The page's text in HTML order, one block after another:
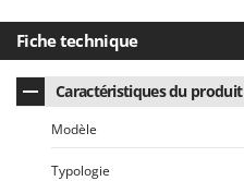
Fiche technique
Caractéristiques du produit
Modèle
Typologie